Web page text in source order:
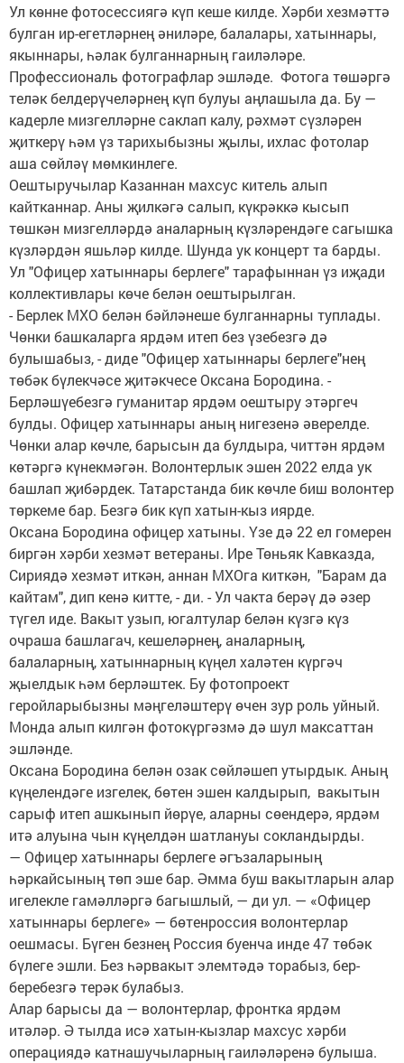
Ул көнне фотосессиягә күп кеше килде. Хәрби хезмәттә
булган ир-егетләрнең әниләре, балалары, хатыннары,
якыннары, һәлак булганнарның гаиләләре.
Профессиональ фотографлар эшләде. Фотога төшәргә
теләк белдерүчеләрнең күп булуы аңлашыла да. Бу —
кадерле мизгелләрне саклап калу, рәхмәт сүзләрен
җиткерү һәм үз тарихыбызны җылы, ихлас фотолар
аша сөйләү мөмкинлеге.
Оештыручылар Казаннан махсус китель алып
кайтканнар. Аны җилкәгә салып, күкрәккә кысып
төшкән мизгелләрдә аналарның күзләрендәге сагышка
күзләрдән яшьләр килде. Шунда ук концерт та барды.
Ул "Офицер хатыннары берлеге" тарафыннан үз иҗади
коллективлары көче белән оештырылган.
- Берлек МХО белән бәйләнеше булганнарны туплады.
Чөнки башкаларга ярдәм итеп без үзебезгә дә
булышабыз, - диде "Офицер хатыннары берлеге"нең
төбәк бүлекчәсе җитәкчесе Оксана Бородина. -
Берләшүебезгә гуманитар ярдәм оештыру этәргеч
булды. Офицер хатыннары аның нигезенә әверелде.
Чөнки алар көчле, барысын да булдыра, читтән ярдәм
көтәргә күнекмәгән. Волонтерлык эшен 2022 елда ук
башлап җибәрдек. Татарстанда бик көчле биш волонтер
төркеме бар. Безгә бик күп хатын-кыз иярде.
Оксана Бородина офицер хатыны. Үзе дә 22 ел гомерен
биргән хәрби хезмәт ветераны. Ире Төньяк Кавказда,
Сириядә хезмәт иткән, аннан МХОга киткән, "Барам да
кайтам", дип кенә китте, - ди. - Ул чакта берәү дә әзер
түгел иде. Вакыт узып, югалтулар белән күзгә күз
очраша башлагач, кешеләрнең, аналарның,
балаларның, хатыннарның күңел халәтен күргәч
җыелдык һәм берләштек. Бу фотопроект
геройларыбызны мәңгеләштерү өчен зур роль уйный.
Монда алып килгән фотокүргәзмә дә шул максаттан
эшләнде.
Оксана Бородина белән озак сөйләшеп утырдык. Аның
күңелендәге изгелек, бөтен эшен калдырып, вакытын
сарыф итеп ашкынып йөрүе, аларны сөендерә, ярдәм
итә алуына чын күңелдән шатлануы сокландырды.
— Офицер хатыннары берлеге әгъзаларының
һәркайсының төп эше бар. Әмма буш вакытларын алар
игелекле гамәлләргә багышлый, — ди ул. — «Офицер
хатыннары берлеге» — бөтенроссия волонтерлар
оешмасы. Бүген безнең Россия буенча инде 47 төбәк
бүлеге эшли. Без һәрвакыт элемтәдә торабыз, бер-
беребезгә терәк булабыз.
Алар барысы да — волонтерлар, фронтка ярдәм
итәләр. Ә тылда исә хатын-кызлар махсус хәрби
операциядә катнашучыларның гаиләләренә булыша.